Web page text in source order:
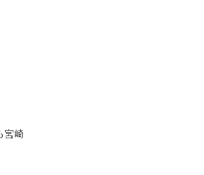
宮崎